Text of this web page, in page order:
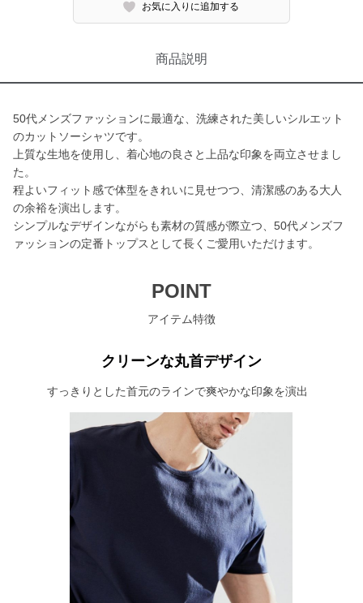
お気に入りに追加する
商品説明
50代メンズファッションに最適な、洗練された美しいシルエット
のカットソーシャツです。
上質な生地を使用し、着心地の良さと上品な印象を両立させまし
た。
程よいフィット感で体型をきれいに見せつつ、清潔感のある大人
の余裕を演出します。
シンプルなデザインながらも素材の質感が際立つ、50代メンズフ
ァッションの定番トップスとして長くご愛用いただけます。
POINT
アイテム特徴
クリーンな丸首デザイン
すっきりとした首元のラインで爽やかな印象を演出